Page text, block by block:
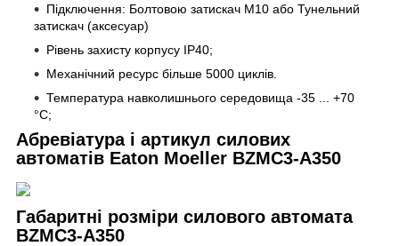
Підключення: Болтовою затискач M10 або Тунельний
затискач (аксесуар)
Рівень захисту корпусу IP40;
Механічний ресурс більше 5000 циклів.
Температура навколишнього середовища -35 ... +70
°С;
Абревіатура і артикул силових
автоматів Eaton Moeller BZMC3-A350
Габаритні розміри силового автомата
BZMC3-A350